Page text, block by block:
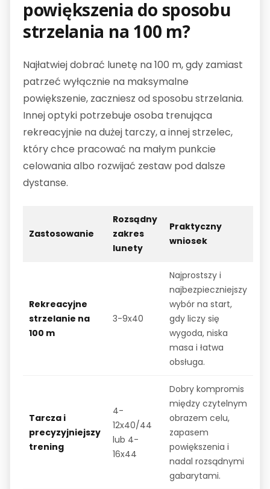
powiększenia do sposobu
strzelania na 100 m?
Najłatwiej dobrać lunetę na 100 m, gdy zamiast
patrzeć wyłącznie na maksymalne
powiększenie, zaczniesz od sposobu strzelania.
Innej optyki potrzebuje osoba trenująca
rekreacyjnie na dużej tarczy, a innej strzelec,
który chce pracować na małym punkcie
celowania albo rozwijać zestaw pod dalsze
dystanse.
Zastosowanie
Rozsądny
zakres
lunety
Praktyczny
wniosek
Rekreacyjne
strzelanie na
100 m
3-9x40
Najprostszy i
najbezpieczniejszy
wybór na start,
gdy liczy się
wygoda, niska
masa i łatwa
obsługa.
Tarcza i
precyzyjniejszy
trening
4-
12x40/44
lub 4-
16x44
Dobry kompromis
między czytelnym
obrazem celu,
zapasem
powiększenia i
nadal rozsądnymi
gabarytami.